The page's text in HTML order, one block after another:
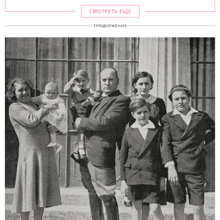
СМОТРЕТЬ ЕЩЕ
ПРОДОЛЖЕНИЕ